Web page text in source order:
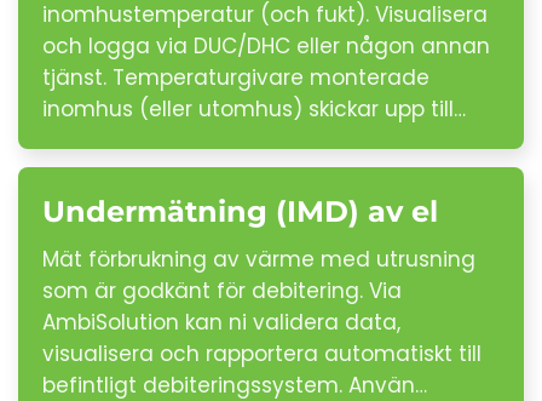
inomhustemperatur (och fukt). Visualisera
och logga via DUC/DHC eller någon annan
tjänst. Temperaturgivare monterade
inomhus (eller utomhus) skickar upp till…
Undermätning (IMD) av el
Mät förbrukning av värme med utrusning
som är godkänt för debitering. Via
AmbiSolution kan ni validera data,
visualisera och rapportera automatiskt till
befintligt debiteringssystem. Använ…